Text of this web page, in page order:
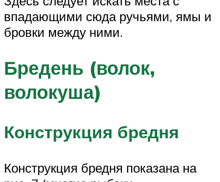
впадающими сюда ручьями, ямы и
бровки между ними.
Бредень (волок,
волокуша)
Конструкция бредня
Конструкция бредня показана на